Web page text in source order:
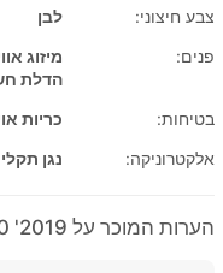
צבע חיצוני:
לבן
פנים:
מיזוג
הדלת
בטיחות:
כריות
אלקטרוניקה:
נגן
הערות המוכר על 2019' Hyundai i20